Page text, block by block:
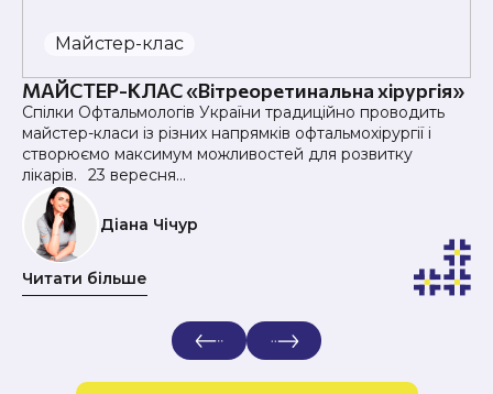
Майстер-клас
МАЙСТЕР-КЛАС «Вітреоретинальна хірургія»
Спілки Офтальмологів України традиційно проводить
майстер-класи із різних напрямків офтальмохірургії і
створюємо максимум можливостей для розвитку
лікарів.⠀23 вересня…
Діана Чічур
Читати більше